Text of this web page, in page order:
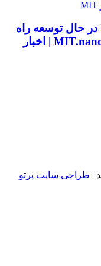
شانزده شرکت جدید START.nano در حال توسعه راه
حل های سخت افزاری با پشتیبانی MIT.nano | اخبار
| طراحی سایت پرتو